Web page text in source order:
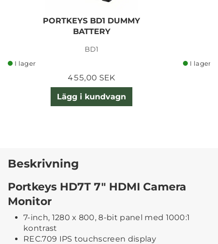
PORTKEYS BD1 DUMMY
BATTERY
BD1
I lager
455,00 SEK
Lägg i kundvagn
I lager
Beskrivning
Portkeys HD7T 7″ HDMI Camera
Monitor
7-inch, 1280 x 800, 8-bit panel med 1000:1
kontrast
REC.709 IPS touchscreen display